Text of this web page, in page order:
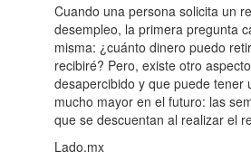
Cuando una persona solicita un
desempleo, la primera pregunta
misma: ¿cuánto dinero puedo
recibiré? Pero, existe otro
desapercibido y que puede tener
mucho mayor en el futuro: las
que se descuentan al realizar el
Lado.mx